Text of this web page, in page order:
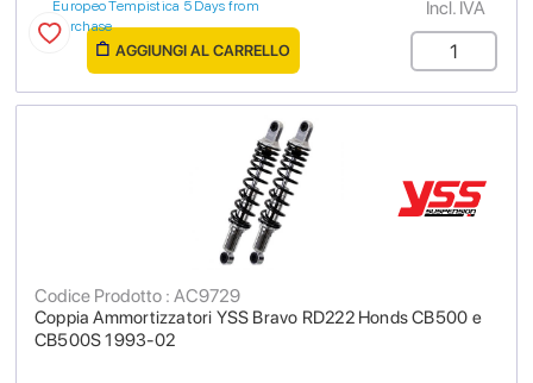
Europeo Tempistica 5 Days from
purchase
Incl. IVA
AGGIUNGI AL CARRELLO
Coppia Ammortizzatori YSS Bravo RD222 Honds CB500 e
CB500S 1993-02
Codice Prodotto : AC9729